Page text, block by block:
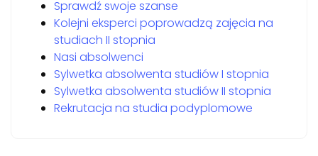
Sprawdź swoje szanse
Kolejni eksperci poprowadzą zajęcia na
studiach II stopnia
Nasi absolwenci
Sylwetka absolwenta studiów I stopnia
Sylwetka absolwenta studiów II stopnia
Rekrutacja na studia podyplomowe